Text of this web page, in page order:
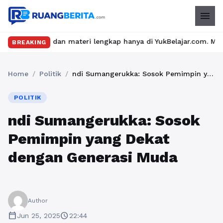
menu
BREAKING
materi lengkap hanya di YukBelajar.com. Mulai langkah
Home / Politik / ndi Sumangerukka: Sosok Pemimpin yang Dekat dengan Generasi Muda
POLITIK
ndi Sumangerukka: Sosok
Pemimpin yang Dekat
dengan Generasi Muda
Author
calendar_todayJun 25, 2025schedule22:44